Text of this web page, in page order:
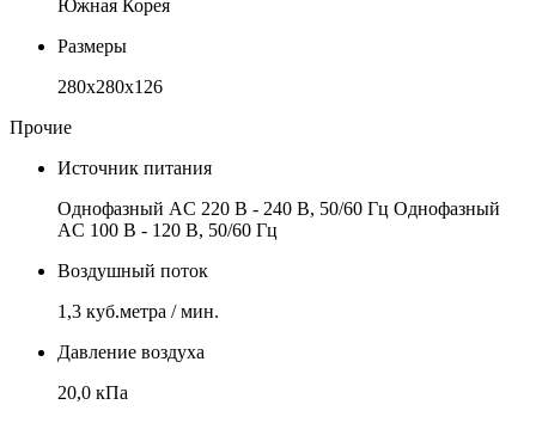
Южная Корея
Размеры
280x280x126
Прочие
Источник питания
Однофазный AC 220 В - 240 В, 50/60 Гц Однофазный
AC 100 В - 120 В, 50/60 Гц
Воздушный поток
1,3 куб.метра / мин.
Давление воздуха
20,0 кПа